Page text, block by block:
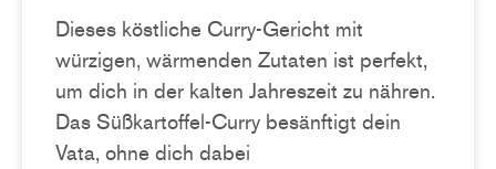
Dieses köstliche Curry-Gericht mit
würzigen, wärmenden Zutaten ist perfekt,
um dich in der kalten Jahreszeit zu nähren.
Das Süßkartoffel-Curry besänftigt dein
Vata, ohne dich dabei